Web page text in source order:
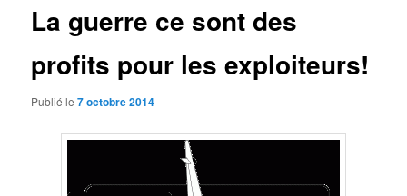
La guerre ce sont des
profits pour les exploiteurs!
Publié le7 octobre 2014